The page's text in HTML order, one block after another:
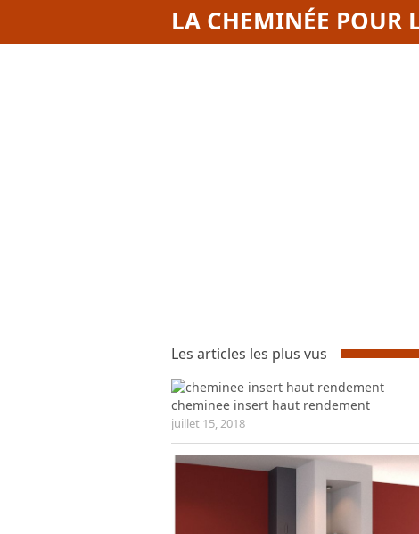
LA CHEMINÉE POUR
Les articles les plus vus
cheminee insert haut rendement
juillet 15, 2018